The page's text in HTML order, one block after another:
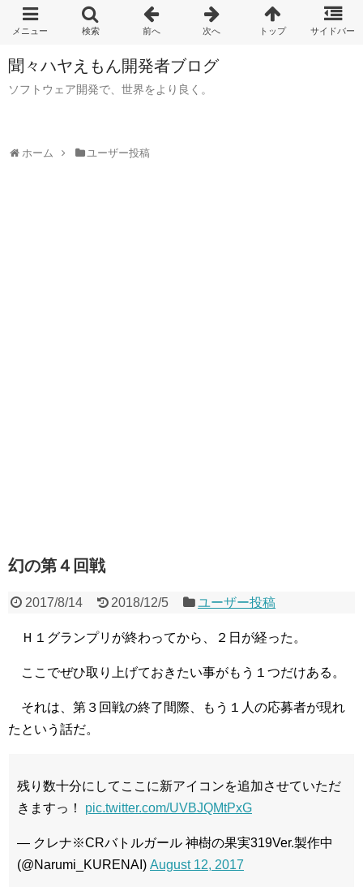
聞々ハヤえもん開発者ブログ
ソフトウェア開発で、世界をより良く。
ホーム ユーザー投稿
幻の第４回戦
2017/8/14 2018/12/5 ユーザー投稿
Ｈ１グランプリが終わってから、２日が経った。
ここでぜひ取り上げておきたい事がもう１つだけある。
それは、第３回戦の終了間際、もう１人の応募者が現れ
たという話だ。
残り数十分にしてここに新アイコンを追加させていただ
きますっ！ pic.twitter.com/UVBJQMtPxG
— クレナ※CRバトルガール 神樹の果実319Ver.製作中
(@Narumi_KURENAI) August 12, 2017